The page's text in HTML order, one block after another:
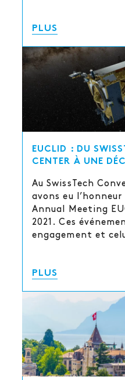
PLUS
EUCLID : DU
CENTER À UNE
Au SwissTech
avons eu
Annual Meeting
2021. Ces
engagement et
PLUS